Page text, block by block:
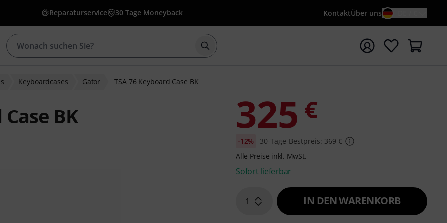
Reparaturservice 30 Tage Moneyback KontaktÜber uns
Suche mit Suchwort {searchTerm} starten
Keyboardcases Gator TSA 76 Keyboard Case BK
BK 325 €
-12%
30-Tage-Bestpreis: 369 €
Alle Preise inkl. MwSt.
Sofort lieferbar
1 IN DEN WARENKORB